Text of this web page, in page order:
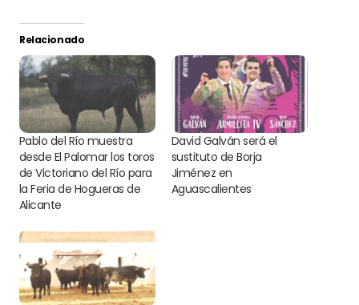
Relacionado
Pablo del Río muestra
desde El Palomar los toros
de Victoriano del Río para
la Feria de Hogueras de
Alicante
David Galván será el
sustituto de Borja
Jiménez en
Aguascalientes